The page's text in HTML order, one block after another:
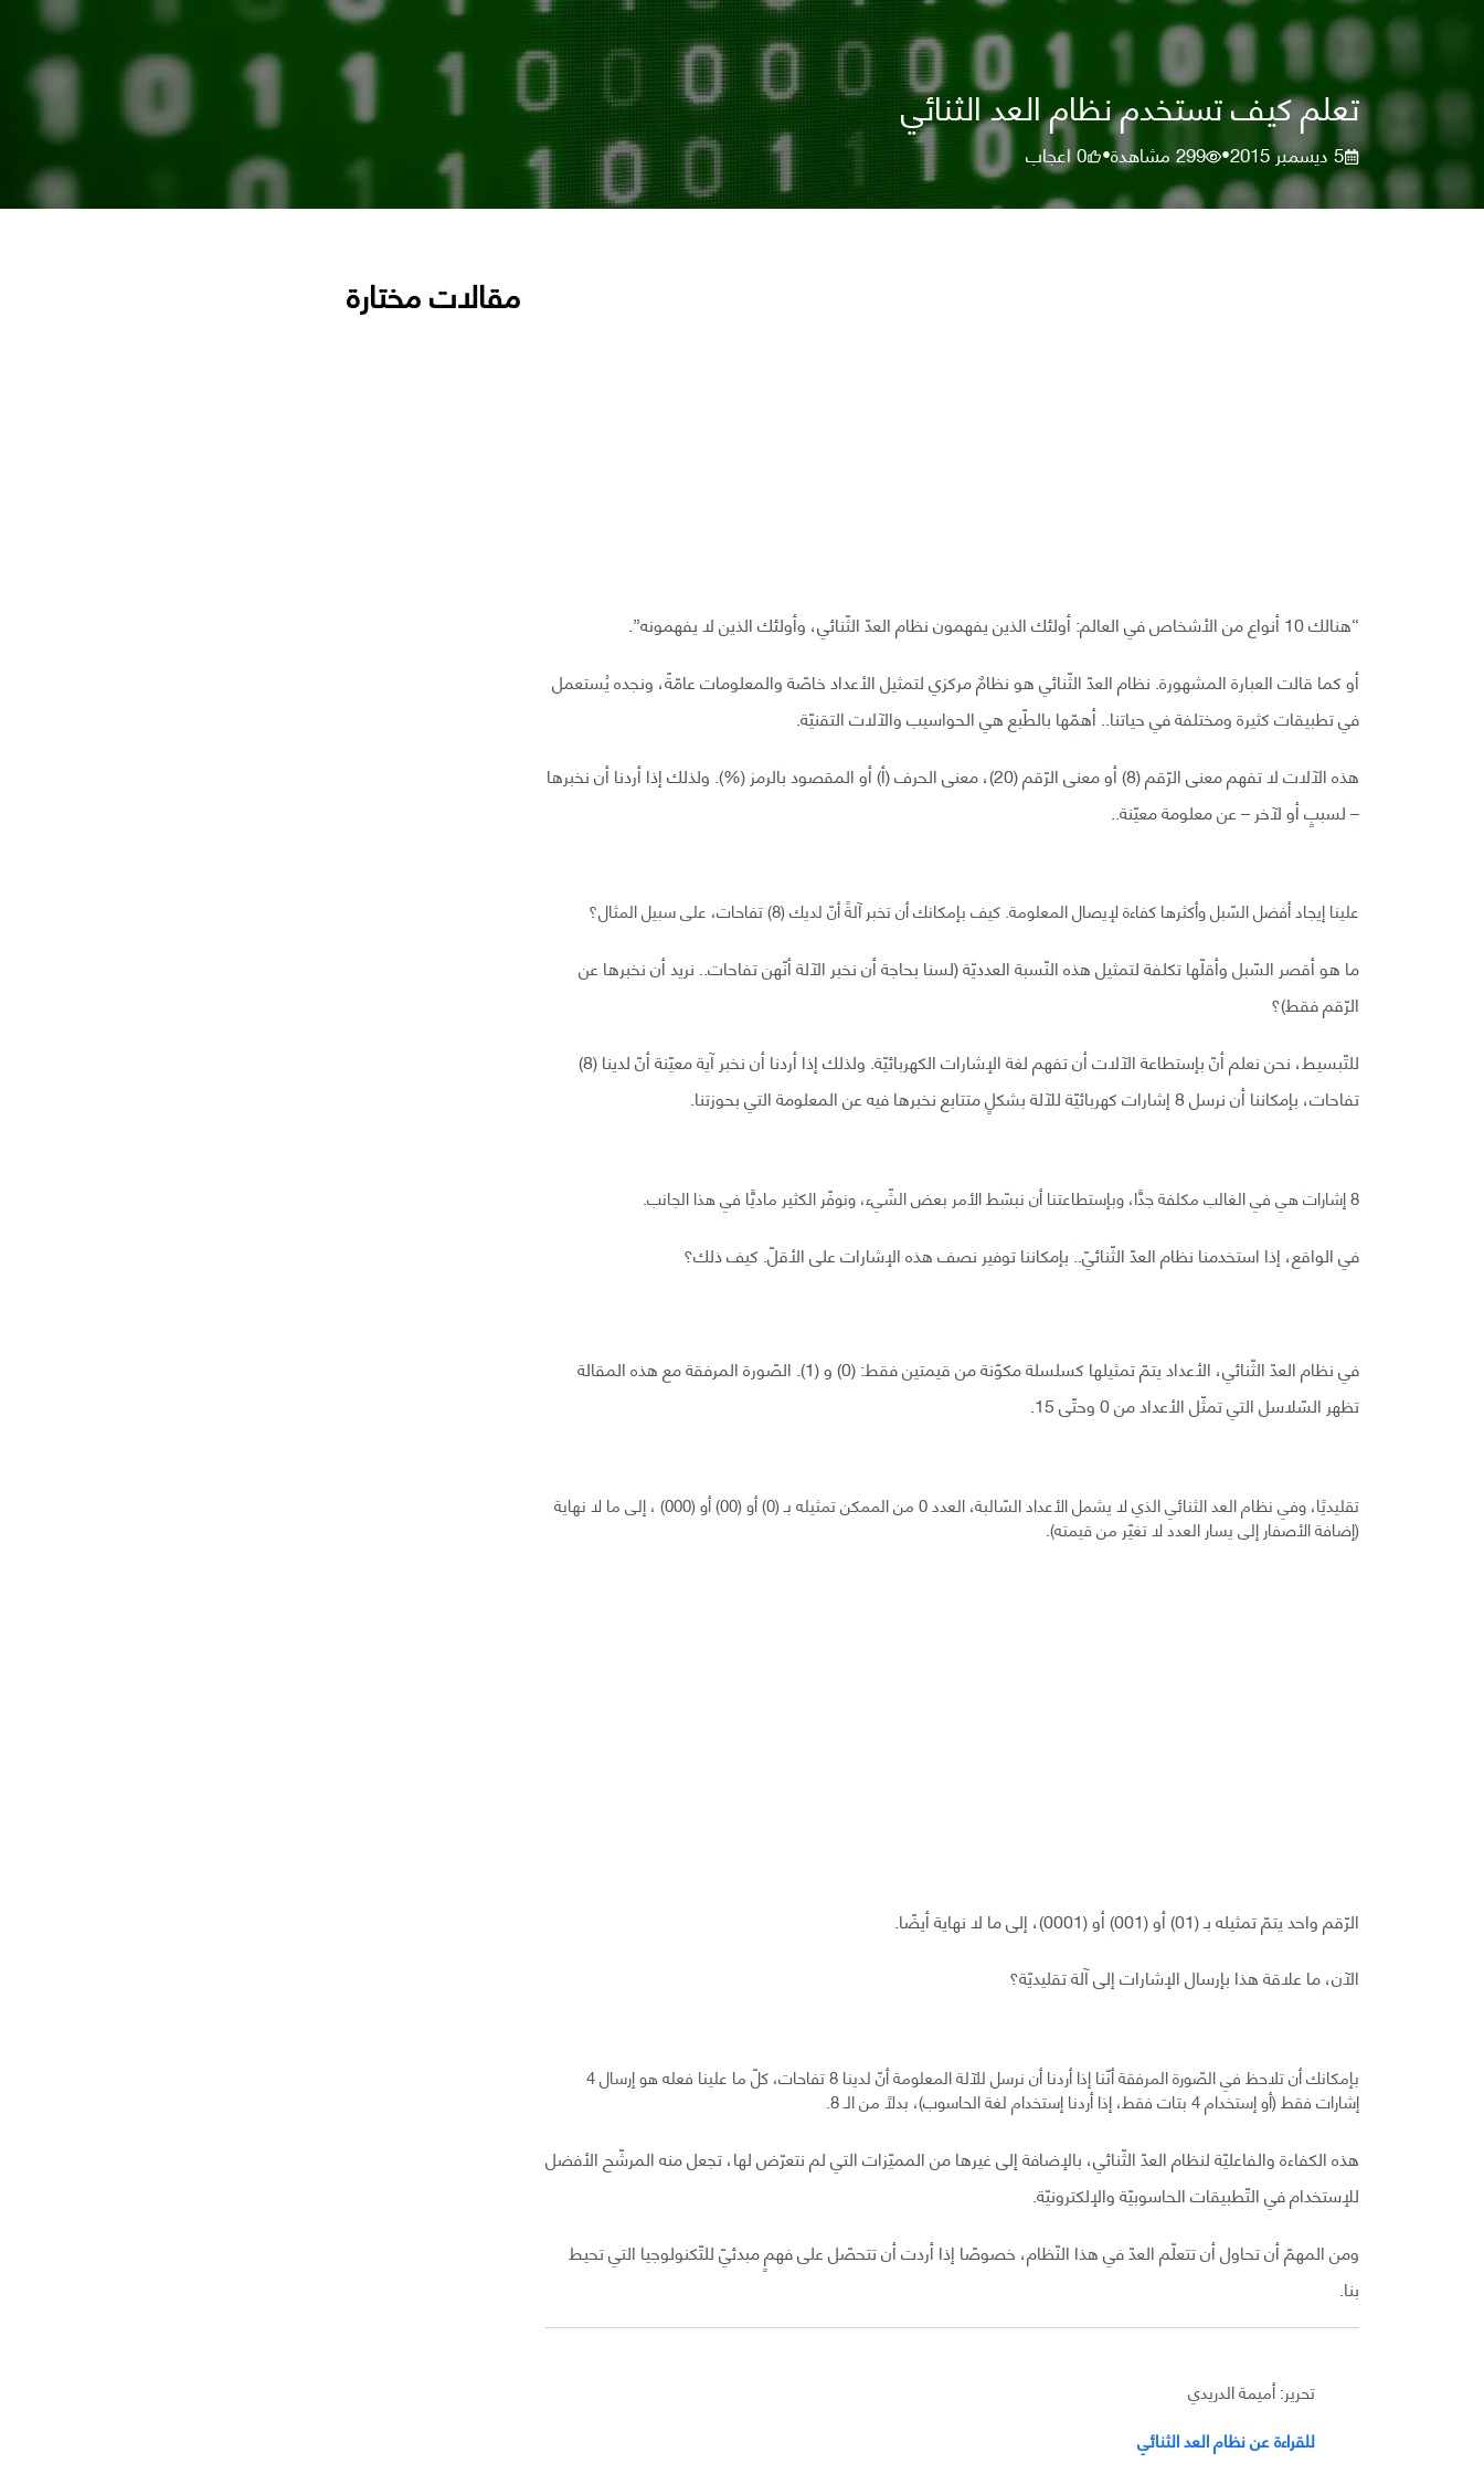
تعلم كيف تستخدم نظام العد الثنائي
5 ديسمبر 2015 •
299مشاهدة•
0اعجاب
“هنالك 10 أنواع من الأشخاص في العالم: أولئك الذين يفهمون نظام العدّ الثّنائي، وأولئك الذين لا يفهمونه”.
أو كما قالت العبارة المشهورة. نظام العدّ الثّنائي هو نظامٌ مركزي لتمثيل الأعداد خاصّة والمعلومات عامّةً، ونجده يُستعمل
في تطبيقات كثيرة ومختلفة في حياتنا.. أهمّها بالطّبع هي الحواسيب والآلات التقنيّة.
هذه الآلات لا تفهم معنى الرّقم (8) أو معنى الرّقم (20)، معنى الحرف (أ) أو المقصود بالرمز (%). ولذلك إذا أردنا أن نخبرها
– لسببٍ أو لآخر – عن معلومة معيّنة..
علينا إيجاد أفضل السّبل وأكثرها كفاءة لإيصال المعلومة. كيف بإمكانك أن تخبر آلةً أنّ لديك (8) تفاحات، على سبيل المثال؟
ما هو أقصر السّبل وأقلّها تكلفة لتمثيل هذه النّسبة العدديّة (لسنا بحاجة أن نخبر الآلة أنّهن تفاحات.. نريد أن نخبرها عن
الرّقم فقط)؟
للتّبسيط، نحن نعلم أنّ بإستطاعة الآلات أن تفهم لغة الإشارات الكهربائيّة. ولذلك إذا أردنا أن نخبر آية معيّنة أنّ لدينا (8)
تفاحات، بإمكاننا أن نرسل 8 إشارات كهربائيّة للآلة بشكلٍ متتابع نخبرها فيه عن المعلومة التي بحوزتنا.
8 إشارات هي في الغالب مكلفة جدًّا، وبإستطاعتنا أن نبسّط الأمر بعض الشّيء، ونوفّر الكثير ماديًّا في هذا الجانب.
في الواقع، إذا استخدمنا نظام العدّ الثّنائيّ.. بإمكاننا توفير نصف هذه الإشارات على الأقلّ. كيف ذلك؟
في نظام العدّ الثّنائي، الأعداد يتمّ تمثيلها كسلسلة مكوّنة من قيمتين فقط: (0) و (1). الصّورة المرفقة مع هذه المقالة
تظهر السّلاسل التي تمثّل الأعداد من 0 وحتّى 15.
تقليديًا، وفي نظام العد الثنائي الذي لا يشمل الأعداد السّالبة، العدد 0 من الممكن تمثيله بـ (0) أو (00) أو (000) ، إلى ما لا نهاية
(إضافة الأصفار إلى يسار العدد لا تغيّر من قيمته).
الرّقم واحد يتمّ تمثيله بـ (01) أو (001) أو (0001)، إلى ما لا نهاية أيضًا.
الآن، ما علاقة هذا بإرسال الإشارات إلى آلة تقليديّة؟
بإمكانك أن تلاحظ في الصّورة المرفقة أنّنا إذا أردنا أن نرسل للآلة المعلومة أنّ لدينا 8 تفاحات، كلّ ما علينا فعله هو إرسال 4
إشارات فقط (أو إستخدام 4 بتات فقط، إذا أردنا إستخدام لغة الحاسوب)، بدلاً من الـ 8.
هذه الكفاءة والفاعليّة لنظام العدّ الثّنائي، بالإضافة إلى غيرها من المميّزات التي لم نتعرّض لها، تجعل منه المرشّح الأفضل
للإستخدام في التّطبيقات الحاسوبيّة والإلكترونيّة.
ومن المهمّ أن تحاول أن تتعلّم العدّ في هذا النّظام، خصوصًا إذا أردت أن تتحصّل على فهمٍ مبدئيّ للتّكنولوجيا التي تحيط
بنا.
تحرير: أميمة الدريدي
للقراءة عن نظام العد الثنائي
مقالات مختارة